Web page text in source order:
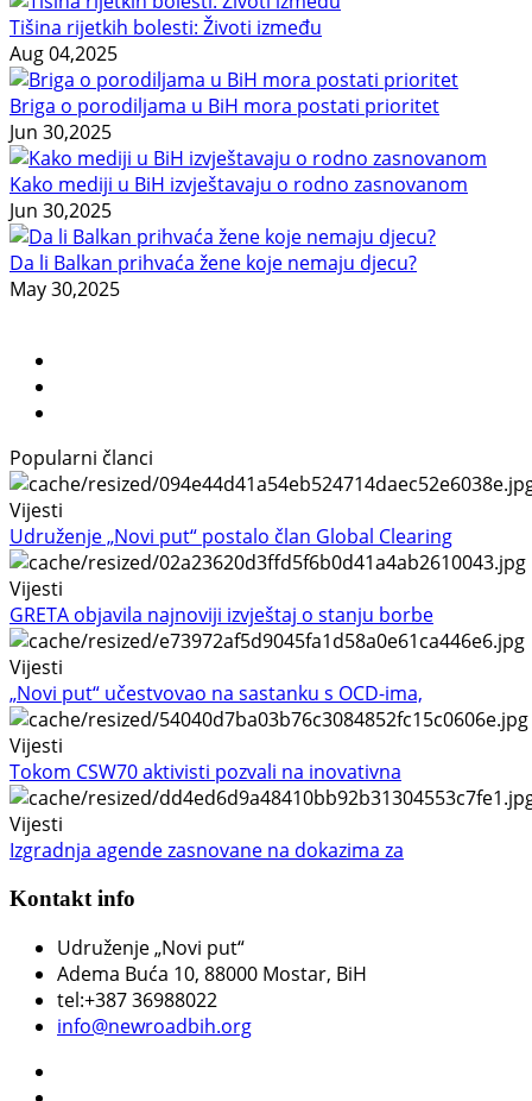
Tišina rijetkih bolesti: Životi između
Aug 04,2025
Briga o porodiljama u BiH mora postati prioritet
Jun 30,2025
Kako mediji u BiH izvještavaju o rodno zasnovanom
Jun 30,2025
Da li Balkan prihvaća žene koje nemaju djecu?
May 30,2025
Popularni članci
Vijesti
Udruženje „Novi put“ postalo član Global Clearing
Vijesti
GRETA objavila najnoviji izvještaj o stanju borbe
Vijesti
„Novi put“ učestvovao na sastanku s OCD-ima,
Vijesti
Tokom CSW70 aktivisti pozvali na inovativna
Vijesti
Izgradnja agende zasnovane na dokazima za
Kontakt info
Udruženje „Novi put“
Adema Buća 10, 88000 Mostar, BiH
tel:+387 36988022
info@newroadbih.org